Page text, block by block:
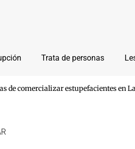
Trata de personas
de comercializar estupefacientes en